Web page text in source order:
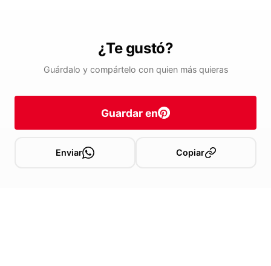
¿Te gustó?
Guárdalo y compártelo con quien más quieras
Guardar en
Enviar Copiar